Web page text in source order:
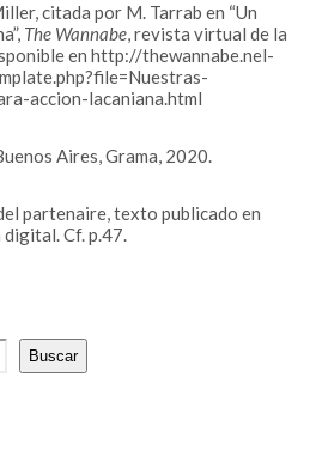
citada por M. Tarrab en “Un
The Wannabe, revista virtual de la
en http://thewannabe.nel-
accion-lacaniana.html
Aires, Grama, 2020.
partenaire, texto publicado en
digital. Cf. p.47.
Buscar